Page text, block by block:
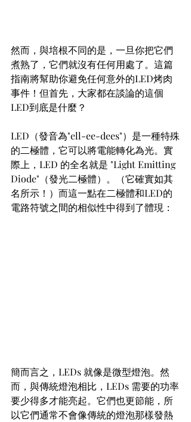
然而，與培根不同的是，一旦你把它們
煮熟了，它們就沒有任何用處了。這篇
指南將幫助你避免任何意外的LED烤肉
事件！但首先，大家都在談論的這個
LED到底是什麼？
LED（發音為"ell-ee-dees"）是一種特殊
的二極體，它可以將電能轉化為光。實
際上，LED 的全名就是 "Light Emitting
Diode"（發光二極體）。（它確實如其
名所示！）而這一點在二極體和LED的
電路符號之間的相似性中得到了體現：
簡而言之，LEDs 就像是微型燈泡。然
而，與傳統燈泡相比，LEDs 需要的功率
要少得多才能亮起。它們也更節能，所
以它們通常不會像傳統的燈泡那樣發熱